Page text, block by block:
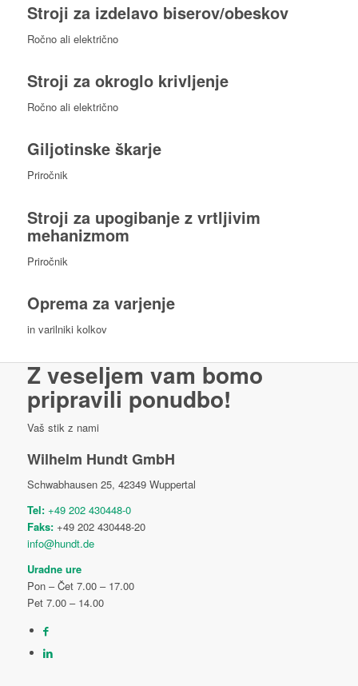
Slovaščina
Španščina
Trgovina z orodjemKatalogi
Stroji za izdelavo biserov/obeskov
Ročno ali električno
Stroji za okroglo krivljenje
Ročno ali električno
Giljotinske škarje
Priročnik
Stroji za upogibanje z vrtljivim
mehanizmom
Priročnik
Oprema za varjenje
in varilniki kolkov
Z veseljem vam bomo
pripravili ponudbo!
Vaš stik z nami
Wilhelm Hundt GmbH
Schwabhausen 25, 42349 Wuppertal
Tel: +49 202 430448-0
Faks:+49 202 430448-20
info@hundt.de
Uradne ure
Pon – Čet 7.00 – 17.00
Pet 7.00 – 14.00